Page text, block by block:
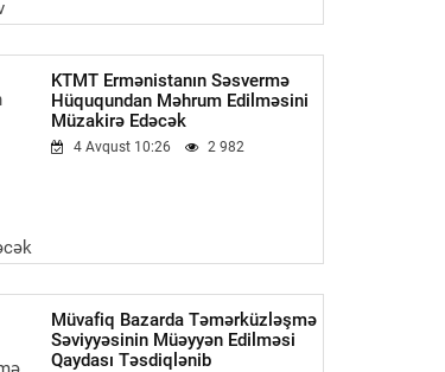
KTMT Ermənistanın Səsvermə
Hüququndan Məhrum Edilməsini
Müzakirə Edəcək
4 Avqust 10:26 2 982
Müvafiq Bazarda Təmərküzləşmə
Səviyyəsinin Müəyyən Edilməsi
Qaydası Təsdiqlənib